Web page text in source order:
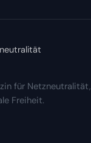
für Netzneutralität,
Freiheit.